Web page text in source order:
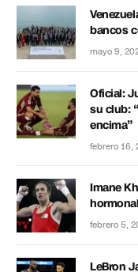
bancos
mayo 9,
Oficial:
su club:
encima”
febrero 16,
Imane
febrero 5,
LeBron